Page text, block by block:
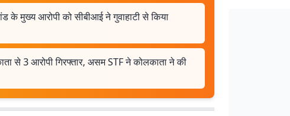
के मुख्य आरोपी को सीबीआई ने गुवाहाटी से किया
से 3 आरोपी गिरफ्तार, असम STF ने कोलकाता ने की